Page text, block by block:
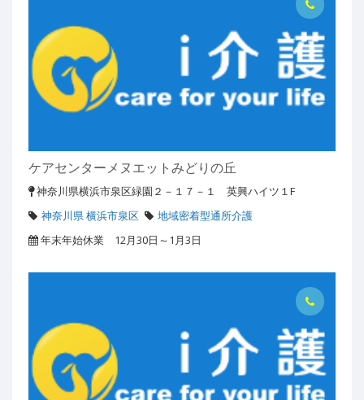
ケアセンターメヌエットみどりの丘
神奈川県横浜市泉区緑園２－１７－１ 英興ハイツ１F
神奈川県 横浜市泉区
地域密着型通所介護
年末年始休業 12月30日～1月3日